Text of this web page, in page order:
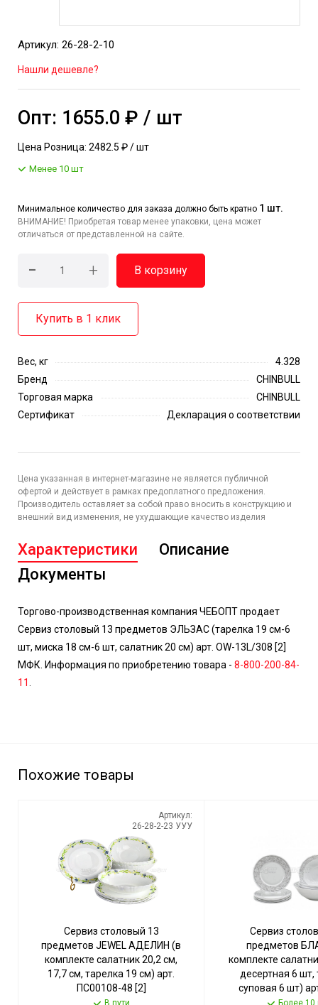
Артикул: 26-28-2-10
Нашли дешевле?
Опт: 1655.0 ₽ / шт
Цена Розница: 2482.5 ₽ / шт
Менее 10 шт
Минимальное количество для заказа должно быть кратно 1 шт.
ВНИМАНИЕ! Приобретая товар менее упаковки, цена может
отличаться от представленной на сайте.
- + В корзину
Купить в 1 клик
Вес, кг
4.328
Бренд
CHINBULL
Торговая марка
CHINBULL
Сертификат
Декларация о соответствии
Цена указанная в интернет-магазине не является публичной
офертой и действует в рамках предоплатного предложения.
Производитель оставляет за собой право вносить в конструкцию и
внешний вид изменения, не ухудшающие качество изделия
Характеристики
Описание
Документы
Торгово-производственная компания ЧЕБОПТ продает
Сервиз столовый 13 предметов ЭЛЬЗАС (тарелка 19 см-6
шт, миска 18 см-6 шт, салатник 20 см) арт. OW-13L/308 [2]
МФК. Информация по приобретению товара - 8-800-200-84-
11
Похожие товары
Артикул:
26-28-2-23 УУУ
Сервиз столовый 13
предметов JEWEL АДЕЛИН (в
комплекте салатник 20,2 см,
17,7 см, тарелка 19 см) арт.
ПС00108-48 [2]
ИНТЕРХОЛДИНГ-СПМ
В пути
Сервиз
предметов
комплекте
десертная 6 шт,
суповая 6 шт)
100461 [2]
Более 10